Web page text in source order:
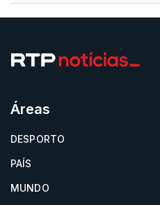
Áreas
DESPORTO
PAÍS
MUNDO